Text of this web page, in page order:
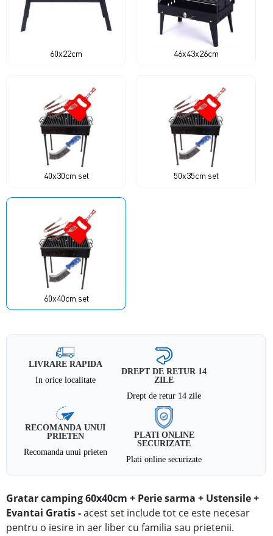
60x22cm 46x43x26cm
40x30cm set 50x35cm set
60x40cm set
LIVRARE RAPIDA
In orice localitate
DREPT DE RETUR 14
ZILE
Drept de retur 14 zile
RECOMANDA UNUI
PRIETEN
Recomanda unui prieten
PLATI ONLINE
SECURIZATE
Plati online securizate
Gratar camping 60x40cm + Perie sarma + Ustensile +
Evantai Gratis -acest set include tot ce este necesar
pentru o iesire in aer liber cu familia sau prietenii.